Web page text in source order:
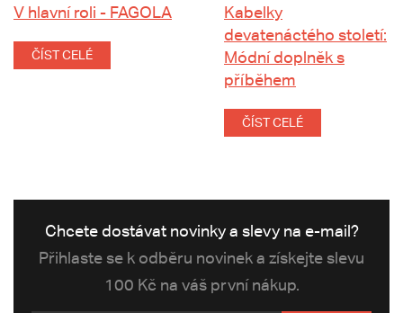
V hlavní roli - FAGOLA
ČÍST CELÉ
Kabelky
devatenáctého století:
Módní doplněk s
příběhem
ČÍST CELÉ
Chcete dostávat novinky a slevy na e-mail?
Přihlaste se k odběru novinek a získejte slevu
100 Kč na váš první nákup.